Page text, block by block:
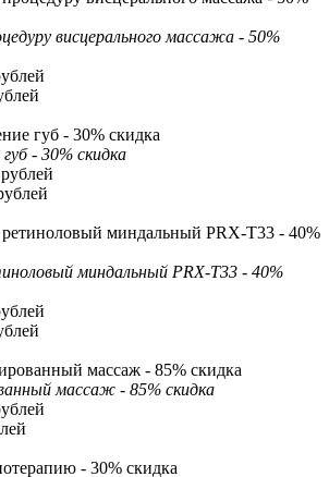
висцерального массажа - 50%
- 30% скидка
рублей
миндальный PRX-T33 - 40%
массаж - 85% скидка